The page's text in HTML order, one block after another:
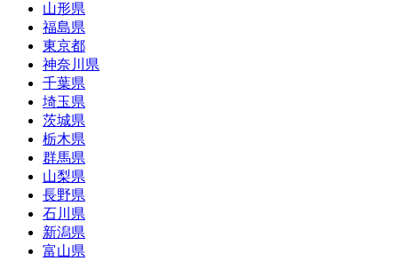
山形県
福島県
東京都
神奈川県
千葉県
埼玉県
茨城県
栃木県
群馬県
山梨県
長野県
石川県
新潟県
富山県